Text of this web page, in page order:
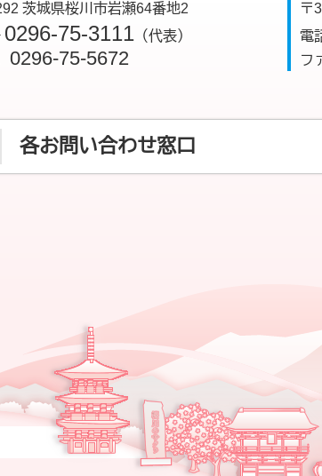
茨城県桜川市岩瀬64番地2
0296-75-3111 （代表）
0296-75-5672
〒
電
フ
各お問い合わせ窓口